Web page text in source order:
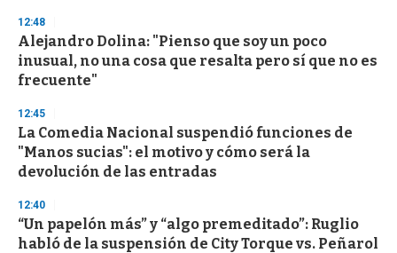
d
s
o
f
3
s
e
c
o
n
12:48
Alejandro Dolina: "Pienso que soy un poco
inusual, no una cosa que resalta pero sí que no es
frecuente"
12:45
La Comedia Nacional suspendió funciones de
"Manos sucias": el motivo y cómo será la
devolución de las entradas
12:40
“Un papelón más” y “algo premeditado”: Ruglio
habló de la suspensión de City Torque vs. Peñarol